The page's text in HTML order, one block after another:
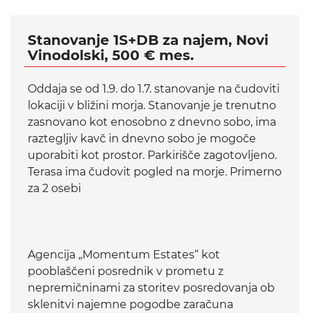
Stanovanje 1S+DB za najem, Novi
Vinodolski, 500 € mes.
Oddaja se od 1.9. do 1.7. stanovanje na čudoviti
lokaciji v bližini morja. Stanovanje je trenutno
zasnovano kot enosobno z dnevno sobo, ima
raztegljiv kavč in dnevno sobo je mogoče
uporabiti kot prostor. Parkirišče zagotovljeno.
Terasa ima čudovit pogled na morje. Primerno
za 2 osebi
Agencija „Momentum Estates“ kot
pooblaščeni posrednik v prometu z
nepremičninami za storitev posredovanja ob
sklenitvi najemne pogodbe zaračuna